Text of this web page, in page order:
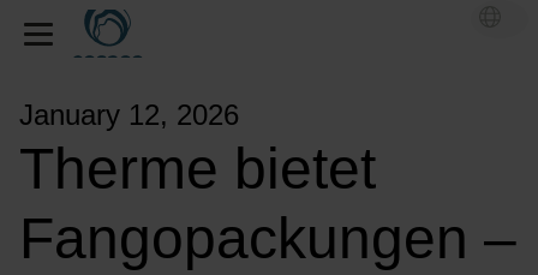
January 12, 2026
Therme bietet
Fangopackungen –